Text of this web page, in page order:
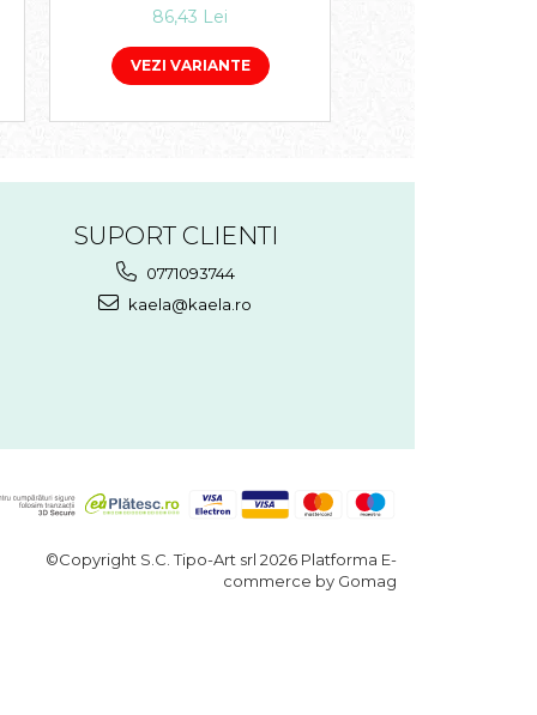
86,43 Lei
VEZI VARIANTE
SUPORT CLIENTI
0771093744
kaela@kaela.ro
©Copyright S.C. Tipo-Art srl 2026 Platforma E-
commerce by Gomag